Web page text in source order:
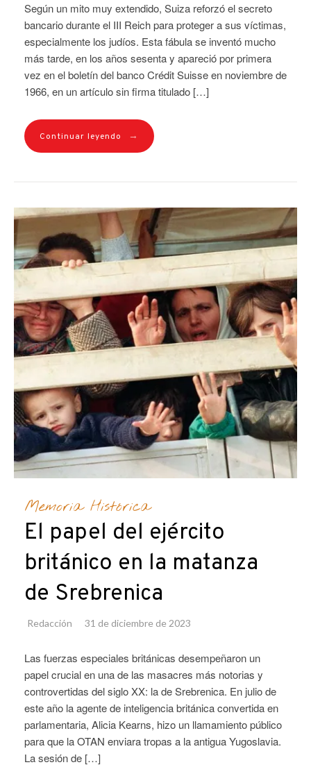
Según un mito muy extendido, Suiza reforzó el secreto
bancario durante el III Reich para proteger a sus víctimas,
especialmente los judíos. Esta fábula se inventó mucho
más tarde, en los años sesenta y apareció por primera
vez en el boletín del banco Crédit Suisse en noviembre de
1966, en un artículo sin firma titulado […]
Continuar leyendo →
Memoria Histórica
El papel del ejército
británico en la matanza
de Srebrenica
Redacción 31 de diciembre de 2023
Las fuerzas especiales británicas desempeñaron un
papel crucial en una de las masacres más notorias y
controvertidas del siglo XX: la de Srebrenica. En julio de
este año la agente de inteligencia británica convertida en
parlamentaria, Alicia Kearns, hizo un llamamiento público
para que la OTAN enviara tropas a la antigua Yugoslavia.
La sesión de […]